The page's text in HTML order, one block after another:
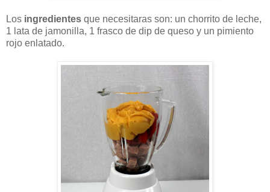
Los ingredientes que necesitaras son: un chorrito de leche,
1 lata de jamonilla, 1 frasco de dip de queso y un pimiento
rojo enlatado.